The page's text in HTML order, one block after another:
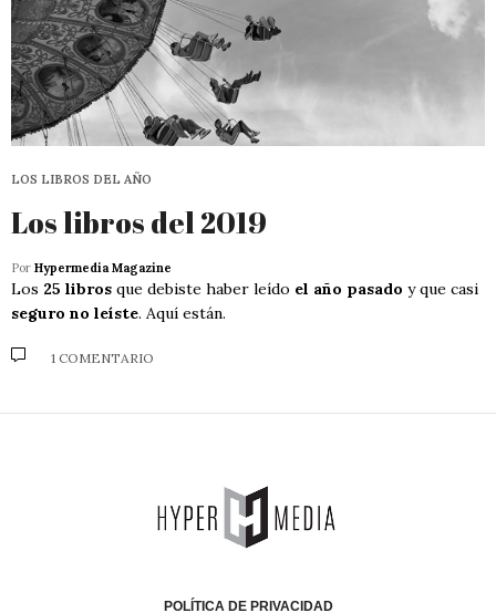
LOS LIBROS DEL AÑO
Los libros del 2019
Por Hypermedia Magazine
Los 25 libros que debiste haber leído el año pasado y que casi
seguro no leíste. Aquí están.
1 COMENTARIO
POLÍTICA DE PRIVACIDAD